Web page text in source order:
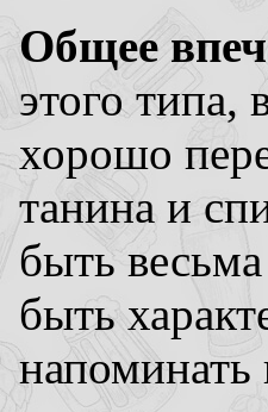
Общее
этого типа,
хорошо
танина и
быть
быть
напоминать